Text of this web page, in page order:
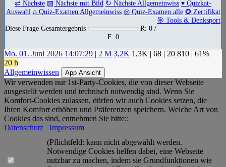
⇄ Nächste ▧ Nächste mit Bild ↻ Nächste Allgemeinwiss ▾ Quizkat-
Auswahl ⌂ Quiz-Examen Allgemeinwiss ◎ Quiz-Examen alle ✪ Zertifikat
🎯 Tools & Denksport
Diese Frage Gesamtergebnis
R: 0 /
F: 0
Mo. 01. Juni 2026 14:07:29 | 2 M 3,2K 1,3K | 68 | 20 810 | 61%
20 h
Allgemeinwissen
App Ansicht
Wir verwenden nur 1st-Party-Cookies, die von dieser Webseite
ausgestellt werden und technisch notwendig sind. Wenn Sie
Komfort-Cookies zulassen, dürfen wir auch Cookies setzen, die
Ihren Komfort erhöhen und Präferenzen speichern. Welche Art von
Cookies das sind, entnehmen Sie bitte::
Datenschutz
Impressum
(Pflichtfeld: kann nicht abgewählt werden.
Notwendige Cookies helfen dabei, eine Webseite
nutzbar zu machen, indem sie Grundfunktionen wie